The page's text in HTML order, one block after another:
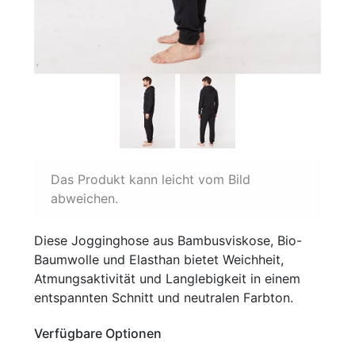
Das Produkt kann leicht vom Bild
abweichen.
Diese Jogginghose aus Bambusviskose, Bio-
Baumwolle und Elasthan bietet Weichheit,
Atmungsaktivität und Langlebigkeit in einem
entspannten Schnitt und neutralen Farbton.
Verfügbare Optionen